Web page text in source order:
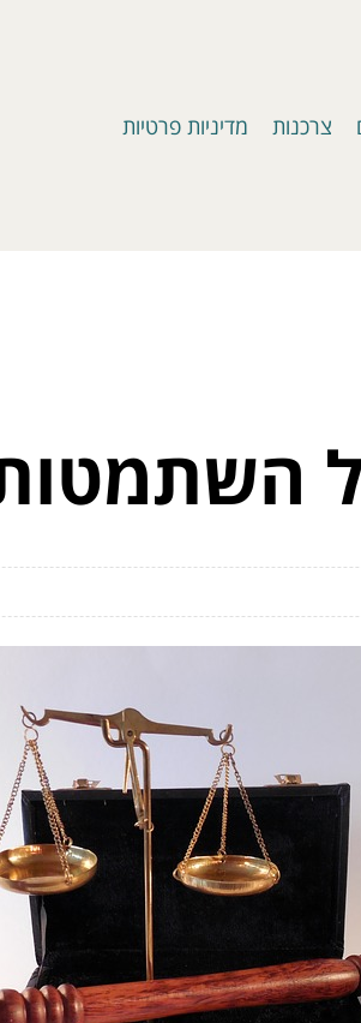
צרכנות מדיניות פרטיות